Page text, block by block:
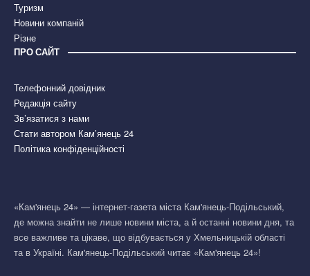
Туризм
Новини компаній
Різне
ПРО САЙТ
Телефонний довідник
Редакція сайту
Зв’язатися з нами
Стати автором Кам’янець 24
Політика конфіденційності
«Кам'янець 24» — інтернет-газета міста Кам'янець-Подільський,
де можна знайти не лише новини міста, а й останні новини дня, та
все важливе та цікаве, що відбувається у Хмельницькій області
та в Україні. Кам'янець-Подільський читає «Кам'янець 24»!